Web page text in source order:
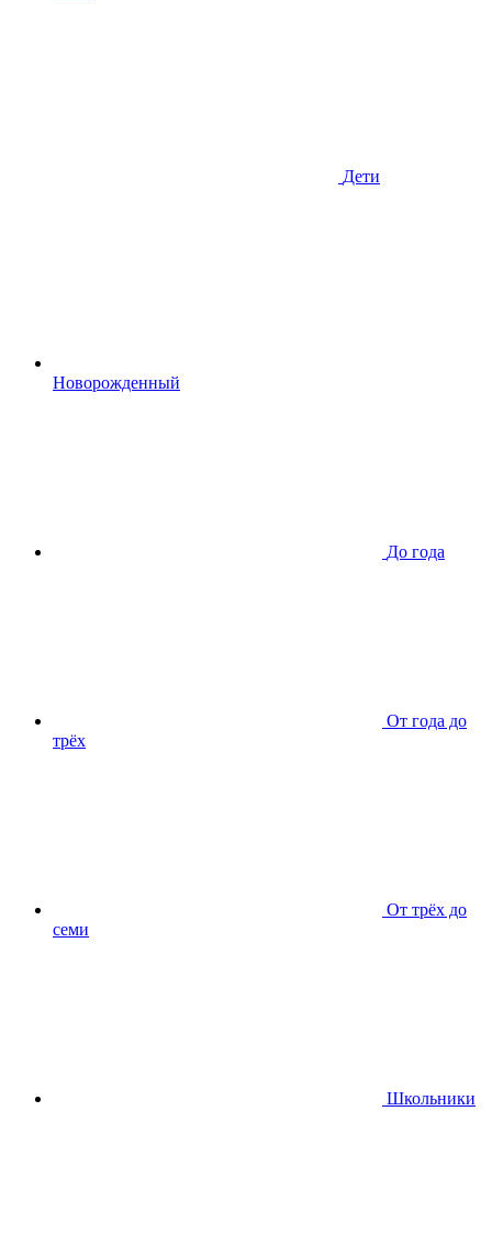
Дети
Новорожденный
До года
От года до
трёх
От трёх до
семи
Школьники